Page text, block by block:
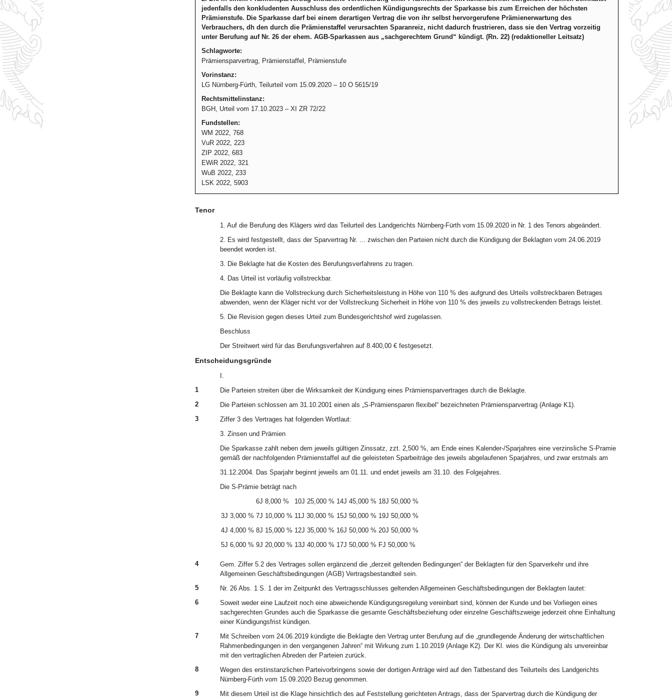
jedenfalls den konkludenten Ausschluss des ordentlichen Kündigungsrechts der Sparkasse bis zum Erreichen der höchsten
Prämienstufe. Die Sparkasse darf bei einem derartigen Vertrag die von ihr selbst hervorgerufene Prämienerwartung des
Verbrauchers, dh den durch die Prämienstaffel verursachten Sparanreiz, nicht dadurch frustrieren, dass sie den Vertrag vorzeitig
unter Berufung auf Nr. 26 der ehem. AGB-Sparkassen aus „sachgerechtem Grund“ kündigt. (Rn. 22) (redaktioneller Leitsatz)
Schlagworte:
Prämiensparvertrag, Prämienstaffel, Prämienstufe
Vorinstanz:
LG Nürnberg-Fürth, Teilurteil vom 15.09.2020 – 10 O 5615/19
Rechtsmittelinstanz:
BGH, Urteil vom 17.10.2023 – XI ZR 72/22
Fundstellen:
WM 2022, 768
VuR 2022, 223
ZIP 2022, 683
EWiR 2022, 321
WuB 2022, 233
LSK 2022, 5903
Tenor
1. Auf die Berufung des Klägers wird das Teilurteil des Landgerichts Nürnberg-Fürth vom 15.09.2020 in Nr. 1 des Tenors abgeändert.
2. Es wird festgestellt, dass der Sparvertrag Nr. ... zwischen den Parteien nicht durch die Kündigung der Beklagten vom 24.06.2019
beendet worden ist.
3. Die Beklagte hat die Kosten des Berufungsverfahrens zu tragen.
4. Das Urteil ist vorläufig vollstreckbar.
Die Beklagte kann die Vollstreckung durch Sicherheitsleistung in Höhe von 110 % des aufgrund des Urteils vollstreckbaren Betrages
abwenden, wenn der Kläger nicht vor der Vollstreckung Sicherheit in Höhe von 110 % des jeweils zu vollstreckenden Betrags leistet.
5. Die Revision gegen dieses Urteil zum Bundesgerichtshof wird zugelassen.
Beschluss
Der Streitwert wird für das Berufungsverfahren auf 8.400,00 € festgesetzt.
Entscheidungsgründe
I.
1
Die Parteien streiten über die Wirksamkeit der Kündigung eines Prämiensparvertrages durch die Beklagte.
2
Die Parteien schlossen am 31.10.2001 einen als „S-Prämiensparen flexibel“ bezeichneten Prämiensparvertrag (Anlage K1).
3
Ziffer 3 des Vertrages hat folgenden Wortlaut:
3. Zinsen und Prämien
Die Sparkasse zahlt neben dem jeweils gültigen Zinssatz, zzt. 2,500 %, am Ende eines Kalender-/Sparjahres eine verzinsliche S-Pramie
gemäß der nachfolgenden Prämienstaffel auf die geleisteten Sparbeiträge des jeweils abgelaufenen Sparjahres, und zwar erstmals am
31.12.2004. Das Sparjahr beginnt jeweils am 01.11. und endet jeweils am 31.10. des Folgejahres.
Die S-Prämie beträgt nach
6J 8,000 %
10J 25,000 % 14J 45,000 % 18J 50,000 %
3J 3,000 % 7J 10,000 % 11J 30,000 % 15J 50,000 % 19J 50,000 %
4J 4,000 % 8J 15,000 % 12J 35,000 % 16J 50,000 % 20J 50,000 %
5J 6,000 % 9J 20,000 % 13J 40,000 % 17J 50,000 % FJ 50,000 %
4
Gem. Ziffer 5.2 des Vertrages sollen ergänzend die „derzeit geltenden Bedingungen“ der Beklagten für den Sparverkehr und ihre
Allgemeinen Geschäftsbedingungen (AGB) Vertragsbestandteil sein.
5
Nr. 26 Abs. 1 S. 1 der im Zeitpunkt des Vertragsschlusses geltenden Allgemeinen Geschäftsbedingungen der Beklagten lautet:
6
Soweit weder eine Laufzeit noch eine abweichende Kündigungsregelung vereinbart sind, können der Kunde und bei Vorliegen eines
sachgerechten Grundes auch die Sparkasse die gesamte Geschäftsbeziehung oder einzelne Geschäftszweige jederzeit ohne Einhaltung
einer Kündigungsfrist kündigen.
7
Mit Schreiben vom 24.06.2019 kündigte die Beklagte den Vertrag unter Berufung auf die „grundlegende Änderung der wirtschaftlichen
Rahmenbedingungen in den vergangenen Jahren“ mit Wirkung zum 1.10.2019 (Anlage K2). Der Kl. wies die Kündigung als unvereinbar
mit den vertraglichen Abreden der Parteien zurück.
8
Wegen des erstinstanzlichen Parteivorbringens sowie der dortigen Anträge wird auf den Tatbestand des Teilurteils des Landgerichts
Nürnberg-Fürth vom 15.09.2020 Bezug genommen.
9
Mit diesem Urteil ist die Klage hinsichtlich des auf Feststellung gerichteten Antrags, dass der Sparvertrag durch die Kündigung der